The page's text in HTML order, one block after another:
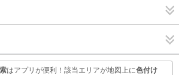
はアプリが便利！該当エリアが地図上に色付け